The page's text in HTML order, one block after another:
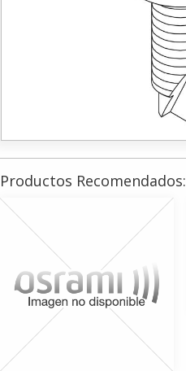
Productos Recomendados: